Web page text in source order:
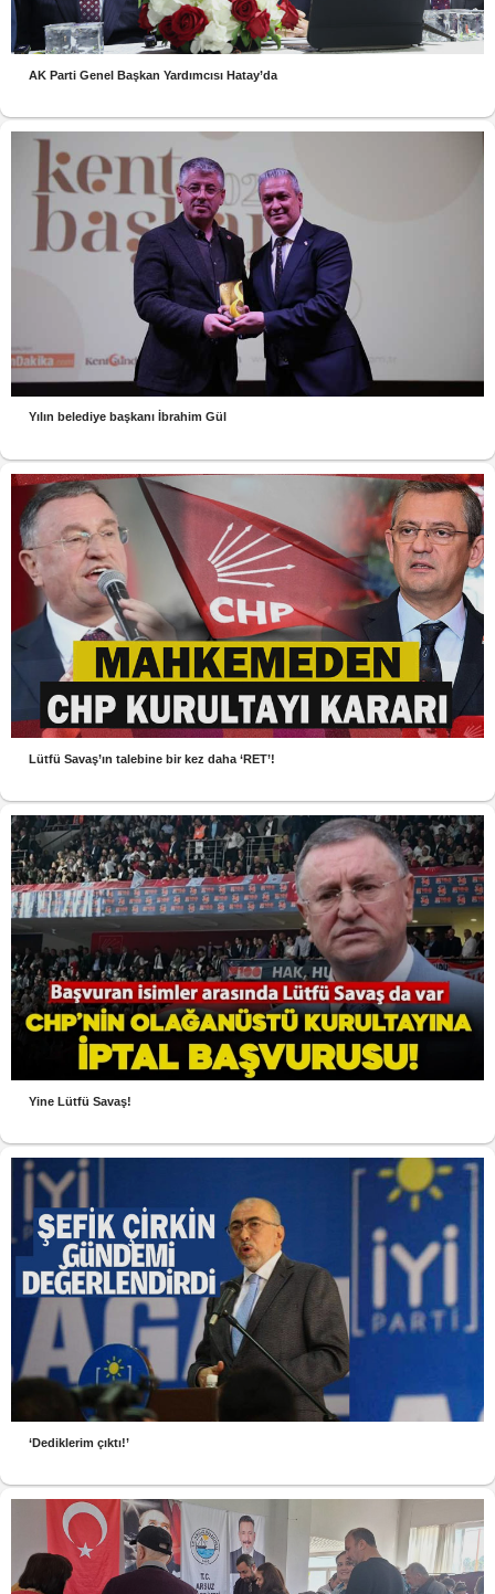
AK Parti Genel Başkan Yardımcısı Hatay’da
Yılın belediye başkanı İbrahim Gül
Lütfü Savaş’ın talebine bir kez daha ‘RET’!
Yine Lütfü Savaş!
‘Dediklerim çıktı!’